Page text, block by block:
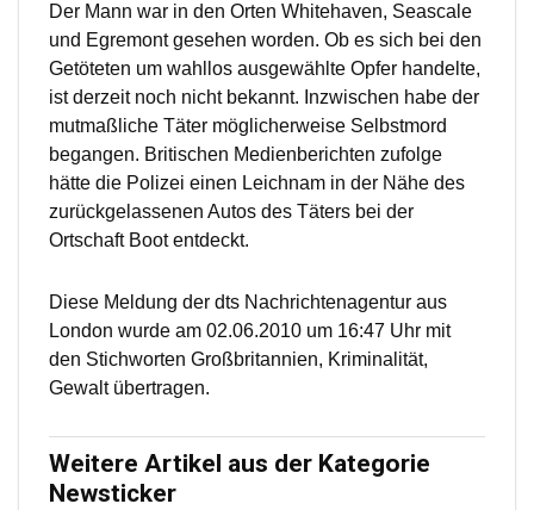
Der Mann war in den Orten Whitehaven, Seascale
und Egremont gesehen worden. Ob es sich bei den
Getöteten um wahllos ausgewählte Opfer handelte,
ist derzeit noch nicht bekannt. Inzwischen habe der
mutmaßliche Täter möglicherweise Selbstmord
begangen. Britischen Medienberichten zufolge
hätte die Polizei einen Leichnam in der Nähe des
zurückgelassenen Autos des Täters bei der
Ortschaft Boot entdeckt.
Diese Meldung der dts Nachrichtenagentur aus
London wurde am 02.06.2010 um 16:47 Uhr mit
den Stichworten Großbritannien, Kriminalität,
Gewalt übertragen.
Weitere Artikel aus der Kategorie
Newsticker